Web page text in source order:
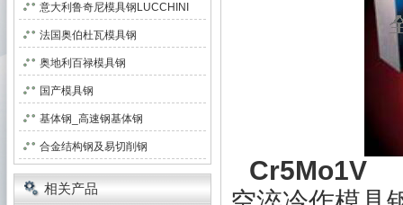
Cr5Mo1V
意大利鲁奇尼模具钢LUCCHINI
法国奥伯杜瓦模具钢
奥地利百禄模具钢
国产模具钢
基体钢_高速钢基体钢
合金结构钢及易切削钢
相关产品